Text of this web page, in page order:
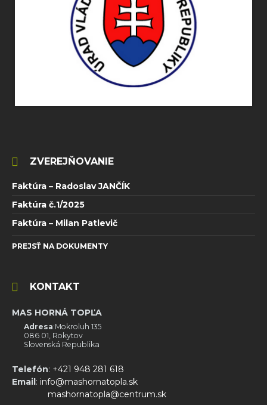
ZVEREJŇOVANIE
Faktúra – Radoslav JANČÍK
Faktúra č.1/2025
Faktúra – Milan Patlevič
PREJSŤ NA DOKUMENTY
KONTAKT
MAS HORNÁ TOPĽA
Adresa:Mokroluh 135
086 01, Rokytov
Slovenská Republika
Telefón: +421 948 281 618
Email: info@mashornatopla.sk
mashornatopla@centrum.sk